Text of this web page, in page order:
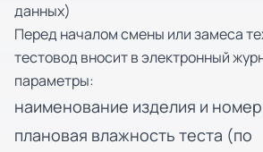
данных)
Перед началом смены или замеса
тестовод вносит в электронный
параметры:
наименование изделия и
плановая влажность теста (по